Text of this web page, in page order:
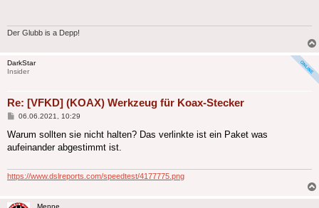
Der Glubb is a Depp!
DarkStar
Insider
Re: [VFKD] (KOAX) Werkzeug für Koax-Stecker
Beitrag
06.06.2021, 10:29
Warum sollten sie nicht halten? Das verlinkte ist ein Paket was
aufeinander abgestimmt ist.
https://www.dslreports.com/speedtest/4177775.png
Menne